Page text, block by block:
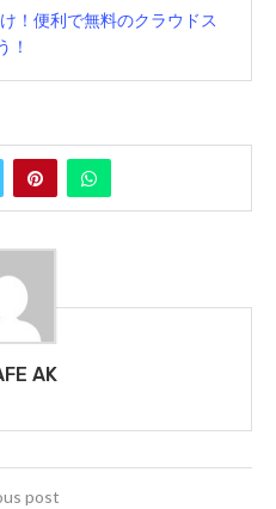
！便利で無料のクラウドス
！
AK
post